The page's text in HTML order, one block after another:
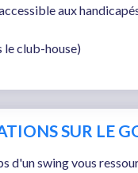
SUR LE
d'un swing vous
aux
le club-house)